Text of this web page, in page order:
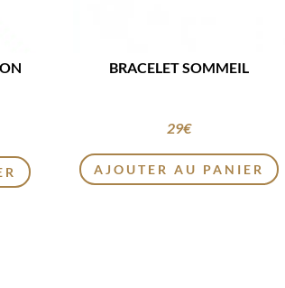
BRACELET SOMMEIL
29€
AJOUTER AU PANIER